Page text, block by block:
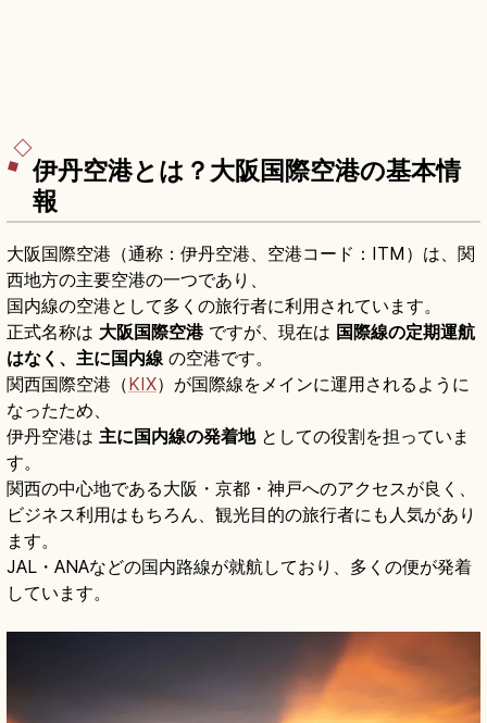
伊丹空港とは？大阪国際空港の基本情
報
大阪国際空港（通称：伊丹空港、空港コード：ITM）は、関
西地方の主要空港の一つであり、
国内線の空港として多くの旅行者に利用されています。
正式名称は 大阪国際空港ですが、現在は 国際線の定期運航
はなく、主に国内線 の空港です。
関西国際空港（KIX）が国際線をメインに運用されるように
なったため、
伊丹空港は 主に国内線の発着地としての役割を担っていま
す。
関西の中心地である大阪・京都・神戸へのアクセスが良く、
ビジネス利用はもちろん、観光目的の旅行者にも人気があり
ます。
JAL・ANAなどの国内路線が就航しており、多くの便が発着
しています。